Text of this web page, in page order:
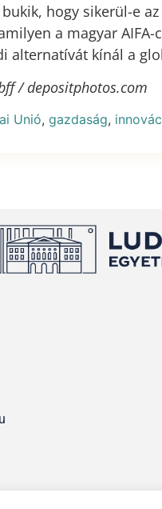
hogy sikerül-e
a magyar
alternatívát kínál a
/ depositphotos.com
Unió, gazdaság,